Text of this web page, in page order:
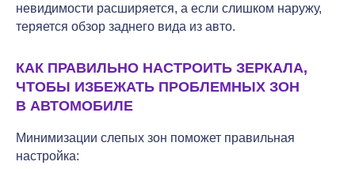
невидимости расширяется, а если слишком наружу,
теряется обзор заднего вида из авто.
КАК ПРАВИЛЬНО НАСТРОИТЬ ЗЕРКАЛА,
ЧТОБЫ ИЗБЕЖАТЬ ПРОБЛЕМНЫХ ЗОН
В АВТОМОБИЛЕ
Минимизации слепых зон поможет правильная
настройка: